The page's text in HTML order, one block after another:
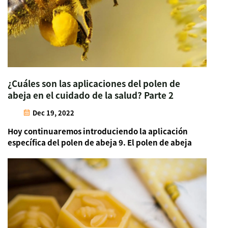
¿Cuáles son las aplicaciones del polen de
abeja en el cuidado de la salud? Parte 2
Dec 19, 2022
Hoy continuaremos introduciendo la aplicación
específica del polen de abeja 9. El polen de abeja
personas normales, el número de glóbulos rojos,
la concentración de hemoglobina y el
hematocrito se mantienen dentro de un cierto
rango normal...